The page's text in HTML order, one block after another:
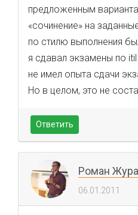
предложенным
«сочинение» на
по стилю выполнения
я сдавал экзамены по
не имел опыта сдачи
Но в целом, это не
Ответить
Роман
06.01.2011